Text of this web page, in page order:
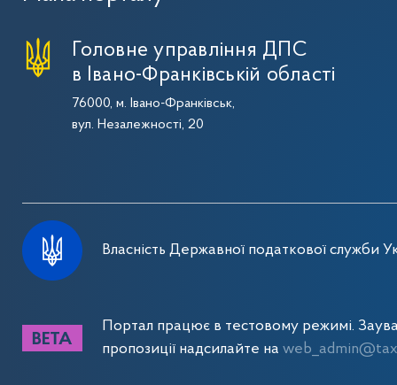
Головне управління ДПС
в Івано-Франківській області
76000, м. Івано-Франківськ,
вул. Незалежності, 20
Власність Державної податкової служби
Портал працює в тестовому режимі.
пропозиції надсилайте на